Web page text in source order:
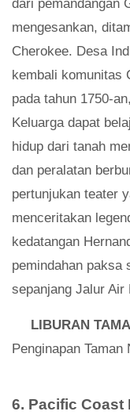
dari pemandangan
mengesankan,
Cherokee. Desa
kembali komunitas
pada tahun 1750-
Keluarga dapat
hidup dari tanah
dan peralatan
pertunjukan teater
menceritakan
kedatangan
pemindahan paksa
sepanjang Jalur Air
LIBURAN
Penginapan Taman
6. Pacific Coast